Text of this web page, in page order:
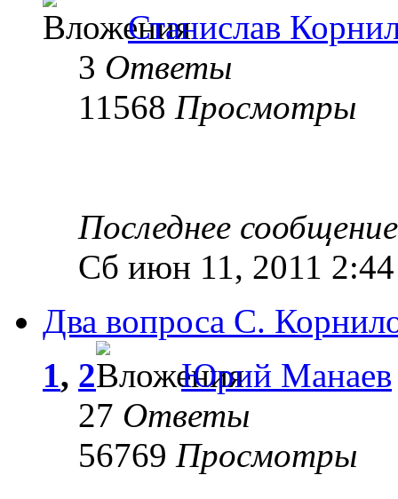
Станислав
3 Ответы
11568 Просмотры
Последнее
Сб июн 11, 2011
Два вопроса С.
1, 2 Юрий Манаев
27 Ответы
56769 Просмотры